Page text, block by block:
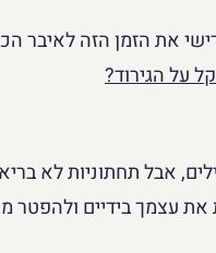
את הזמן הזה לאיבר
על הגירוד?
אבל תחתוניות לא
את עצמך בידיים ולהפטר